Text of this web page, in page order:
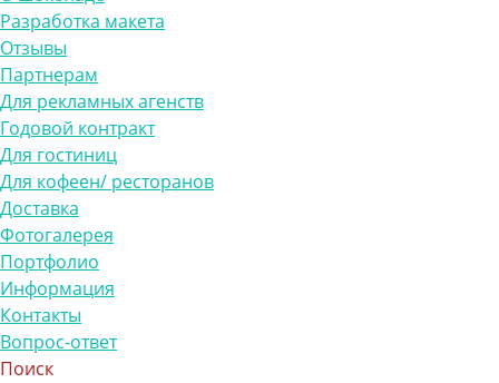
Разработка макета
Отзывы
Партнерам
Для рекламных агенств
Годовой контракт
Для гостиниц
Для кофеен/ ресторанов
Доставка
Фотогалерея
Портфолио
Информация
Контакты
Вопрос-ответ
Поиск